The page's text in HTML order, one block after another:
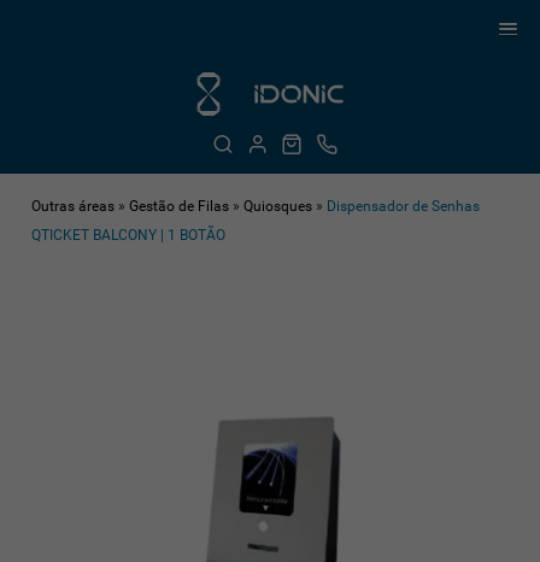
Outras áreas »Gestão de Filas »Quiosques » Dispensador de Senhas
QTICKET BALCONY | 1 BOTÃO